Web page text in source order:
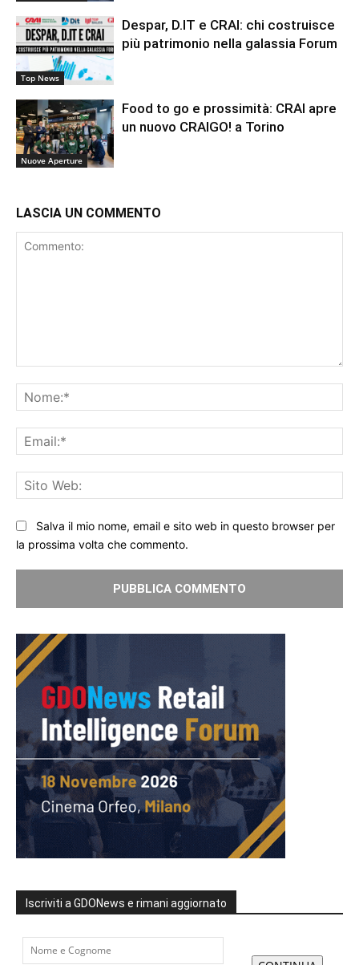
Top News
Despar, D.IT e CRAI: chi costruisce
più patrimonio nella galassia Forum
Nuove Aperture
Food to go e prossimità: CRAI apre
un nuovo CRAIGO! a Torino
LASCIA UN COMMENTO
Salva il mio nome, email e sito web in questo browser per
la prossima volta che commento.
Iscriviti a GDONews e rimani aggiornato